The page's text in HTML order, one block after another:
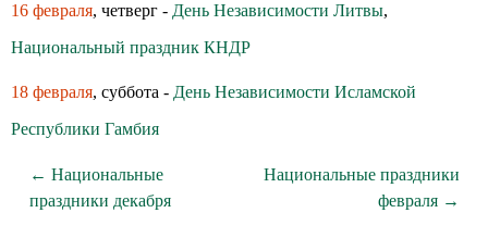
16 февраля, четверг - День Независимости Литвы,
Национальный праздник КНДР
18 февраля, суббота - День Независимости Исламской
Республики Гамбия
← Национальные
праздники декабря
Национальные праздники
февраля →